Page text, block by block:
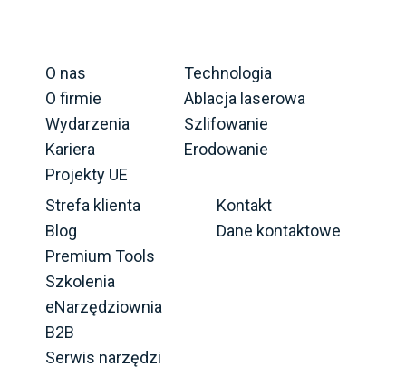
O nas
O firmie
Wydarzenia
Kariera
Projekty UE
Technologia
Ablacja laserowa
Szlifowanie
Erodowanie
Strefa klienta
Blog
Premium Tools
Szkolenia
eNarzędziownia
B2B
Serwis narzędzi
Kontakt
Dane kontaktowe